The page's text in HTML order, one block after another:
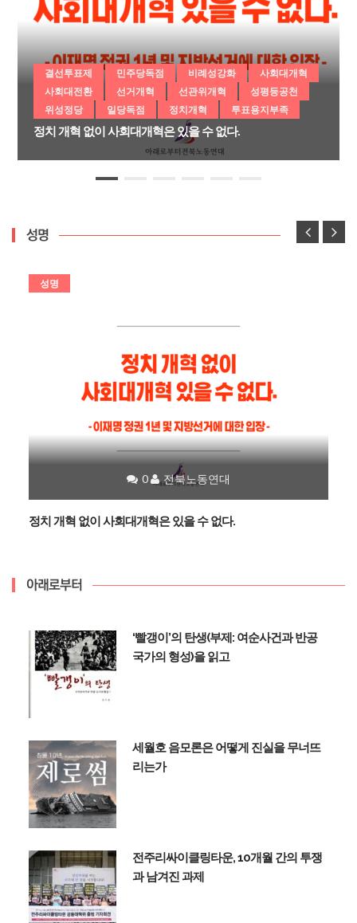
결선투표제 민주당독점 비례성강화
사회대개혁
사회대전환
선거개혁 선관위개혁
성평등공천
위성정당
일당독점 정치개혁 투표용지부족
정치 개혁 없이 사회대개혁은 있을 수 없다.
성명
성명
0 전북노동연대
정치 개혁 없이 사회대개혁은 있을 수 없다.
아래로부터
‘빨갱이’의 탄생(부제: 여순사건과 반공
국가의 형성)을 읽고
세월호 음모론은 어떻게 진실을 무너뜨
리는가
전주리싸이클링타운, 10개월 간의 투쟁
과 남겨진 과제